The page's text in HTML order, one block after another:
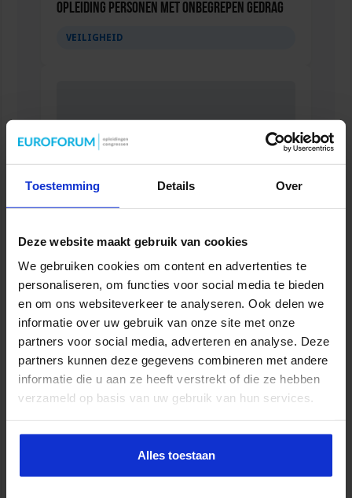
Toestemming Details Over
Deze website maakt gebruik van cookies
We gebruiken cookies om content en advertenties te
personaliseren, om functies voor social media te bieden
en om ons websiteverkeer te analyseren. Ook delen we
informatie over uw gebruik van onze site met onze
partners voor social media, adverteren en analyse. Deze
partners kunnen deze gegevens combineren met andere
informatie die u aan ze heeft verstrekt of die ze hebben
verzameld op basis van uw gebruik van hun services.
Alles toestaan
Opleiding Personen met onbegrepen gedrag
VEILIGHEID
Opleiding Sociale Veiligheid in de Organisatie